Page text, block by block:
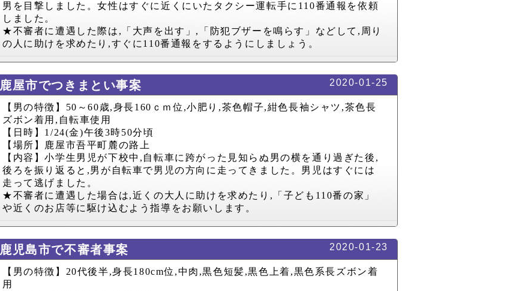
男を目撃しました。女性はすぐに近くにいたタクシー運転手に 110番通報を依頼
しました。
★不審者に遭遇した際は , 「大声を出す」 , 「防犯ブザーを鳴らす」などして , 周り
の人に助けを求めたり ,すぐに 110番通報をするようにしましょう。
鹿屋市でつきまとい事案 2020-01-25
【男の特徴】 50 ～60歳,身長160 ｃｍ位 ,小肥り ,茶色帽子,紺色長袖シャツ ,茶色長
ズボン着用 , 自転車使用
【日時】 1/24(金)午後3時50分頃
【場所】鹿屋市吾平町麓の路上
【内容】小学生男児が下校中 , 自転車に跨がった見知らぬ男の横を通り過ぎた後 ,
後ろを振り返ると ,男が自転車で男児の方向に走ってきました。男児はすぐには
走って逃げました。
★不審者に遭遇した場合は,近くの大人に助けを求めたり , 「子ども 110番の家」
や近くのお店等に駆け込むよう指導をお願いします。
鹿児島市で不審者事案 2020-01-23
【男の特徴】 20代後半,身長180cm位 ,中肉 ,黒色短髪,黒色上着,黒色系長ズボン着
用